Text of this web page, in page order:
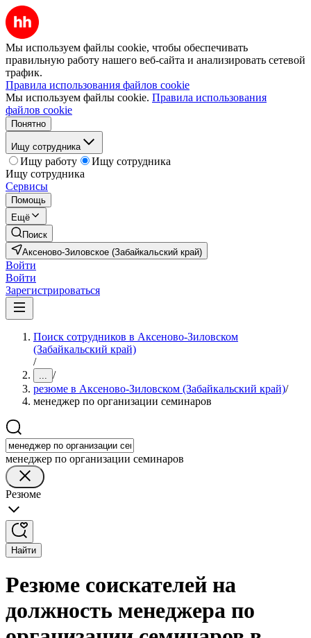
Мы используем файлы cookie, чтобы обеспечивать
правильную работу нашего веб-сайта и анализировать сетевой
трафик.
Правила использования файлов cookie
Мы используем файлы cookie. Правила использования
файлов cookie
Понятно
Ищу сотрудника
Ищу работу
Ищу сотрудника
Ищу сотрудника
Сервисы
Помощь
Ещё
Поиск
Аксеново-Зиловское (Забайкальский край)
Войти
Войти
Зарегистрироваться
Поиск сотрудников в Аксеново-Зиловском
(Забайкальский край)
/
... /
резюме в Аксеново-Зиловском (Забайкальский край)/
менеджер по организации семинаров
менеджер по организации семинаров
Резюме
Найти
Резюме соискателей на
должность менеджера по